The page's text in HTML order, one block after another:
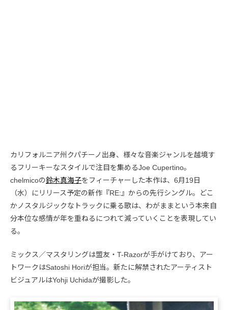
カリフォルニア州クパチーノ出身、様々な音楽ジャンルを越境す
るフリーキーなスタイルで注目を集めるJoe Cupertino。
chelmicoの鈴木真海子をフィーチャーした本作は、6月19日
（水）にリリース予定の新作『RE:』からの先行シングル。どこ
かノスタルジックなトラックに乗る歌は、わがままという本来自
分本位な感情が年を重ねるにつれて減っていくことを表現してい
る。
ミックス／マスタリングは盟友・T-Razorが手がけており、アー
トワークはSatoshi Horiが担当。新たに解禁されたアーティスト
ビジュアルはYohji Uchidaが撮影した。